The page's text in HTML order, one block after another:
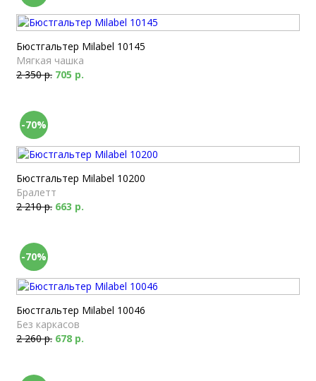
Бюстгальтер Milabel 10145
Мягкая чашка
2 350 р. 705 р.
-70%
Бюстгальтер Milabel 10200
Бралетт
2 210 р. 663 р.
-70%
Бюстгальтер Milabel 10046
Без каркасов
2 260 р. 678 р.